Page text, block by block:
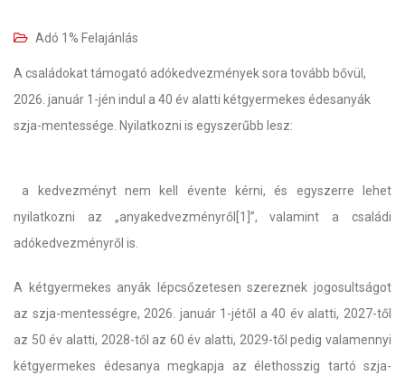
Adó 1% Felajánlás
A családokat támogató adókedvezmények sora tovább bővül,
2026. január 1-jén indul a 40 év alatti kétgyermekes édesanyák
szja-mentessége. Nyilatkozni is egyszerűbb lesz:
a kedvezményt nem kell évente kérni, és egyszerre lehet
nyilatkozni az „anyakedvezményről[1]”, valamint a családi
adókedvezményről is.
A kétgyermekes anyák lépcsőzetesen szereznek jogosultságot
az szja-mentességre, 2026. január 1-jétől a 40 év alatti, 2027-től
az 50 év alatti, 2028-től az 60 év alatti, 2029-től pedig valamennyi
kétgyermekes édesanya megkapja az élethosszig tartó szja-